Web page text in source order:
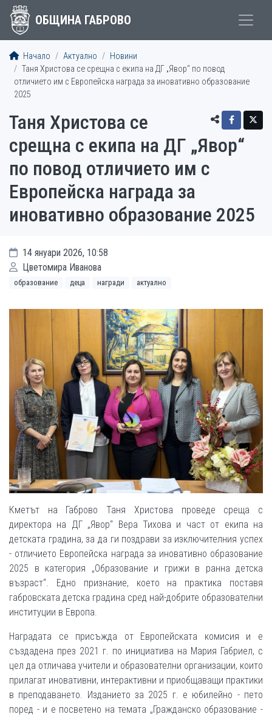
ОБЩИНА ГАБРОВО
Начало Актуално
Новини
Таня Христова се срещна с екипа на ДГ „Явор“ по повод
отличието им с Европейска награда за иновативно образование
2025
Таня Христова се
срещна с екипа на ДГ „Явор“
по повод отличието им с
Европейска награда за
иновативно образование 2025
14 януари 2026, 10:58
Цветомира Иванова
образование деца награди актуално
Кметът на Габрово Таня Христова проведе среща с
директора на ДГ „Явор“ Вера Тихова и част от екипа на
детската градина, за да ги поздрави за изключителния успех
- отличието Европейска награда за иновативно образование
2025 в категория „Образование и грижи в ранна детска
възраст“. Едно признание, което на практика поставя
габровската детска градина сред най-добрите образователни
институции в Европа.
Наградата се присъжда от Европейската комисия и е
създадена през 2021 г. по инициатива на Мария Габриел, с
цел да отличава учители и образователни организации, които
прилагат иновативни, интерактивни и приобщаващи практики
в преподаването. Изданието за 2025 г. е юбилейно - пето
поред - и е посветено на темата „Гражданско образование -